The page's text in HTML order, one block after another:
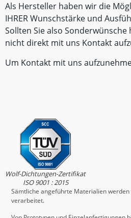
Als Hersteller haben wir die
IHRER Wunschstärke und
Sollten Sie also Sonderwünsche
nicht direkt mit uns Kontakt
Um Kontakt mit uns
Wolf-Dichtungen-Zertifikat
ISO 9001 : 2015
Sämtliche angeführte Materialien werden
verarbeitet.